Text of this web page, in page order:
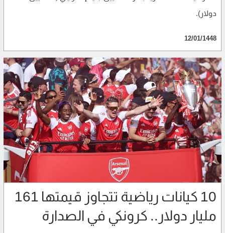
دولار).
12/01/1448
10 كيانات رياضية تتجاوز قيمتها 161
مليار دولار.. كرونكي في الصدارة